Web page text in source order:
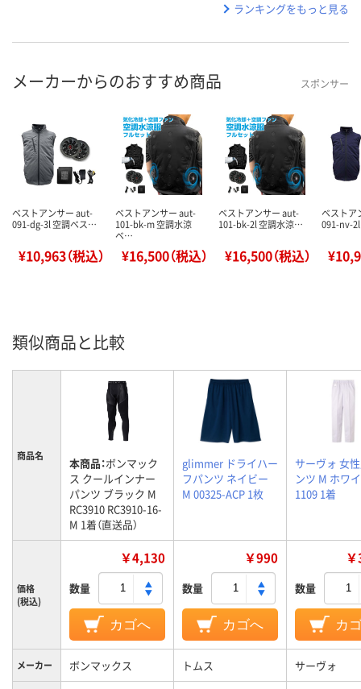
ランキングをもっと見る
メーカーからのおすすめ商品 スポンサー
ベストアンサー aut-
091-dg-3l 空調ベス…
¥10,963（税込）
ベストアンサー aut-
101-bk-m 空調水涼
ベ…
¥16,500（税込）
ベストアンサー aut-
101-bk-2l 空調水涼…
¥16,500（税込）
ベストア
091-nv-
類似商品と比較
商品名 本商品：ボンマック
ス クールインナー
パンツ ブラック M
RC3910 RC3910-16-
M 1着（直送品）
glimmer ドライハー
フパンツ ネイビー
M 00325-ACP 1枚
サーヴォ 女
ンツ M ホワ
1109 1着
価格
(税込)
￥4,130
数量
カゴへ
￥990
数量
カゴへ
数量
カ
メーカー ボンマックス トムス サーヴォ